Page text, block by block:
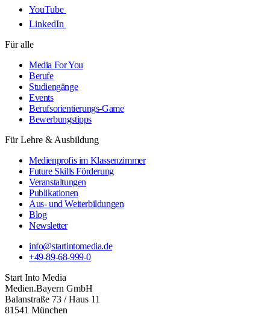
YouTube
LinkedIn
Für alle
Media For You
Berufe
Studiengänge
Events
Berufsorientierungs-Game
Bewerbungstipps
Für Lehre & Ausbildung
Medienprofis im Klassenzimmer
Future Skills Förderung
Veranstaltungen
Publikationen
Aus- und Weiterbildungen
Blog
Newsletter
info@startintomedia.de
+49-89-68-999-0
Start Into Media
Medien.Bayern GmbH
Balanstraße 73 / Haus 11
81541 München